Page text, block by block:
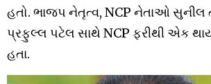
હતો. ભાજપ નેતૃત્વ, NCP નેતાઓ
પ્રફુલ્લ પટેલ સાથે NCP ફરીથી એક
હતા.